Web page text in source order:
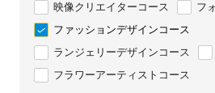
映像クリエイターコース
フ
ファッションデザインコース
ランジェリーデザインコース
フラワーアーティストコース